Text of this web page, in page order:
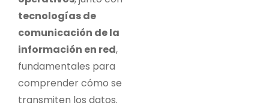
tecnologías de
comunicación de la
información en red,
fundamentales para
comprender cómo se
transmiten los datos.